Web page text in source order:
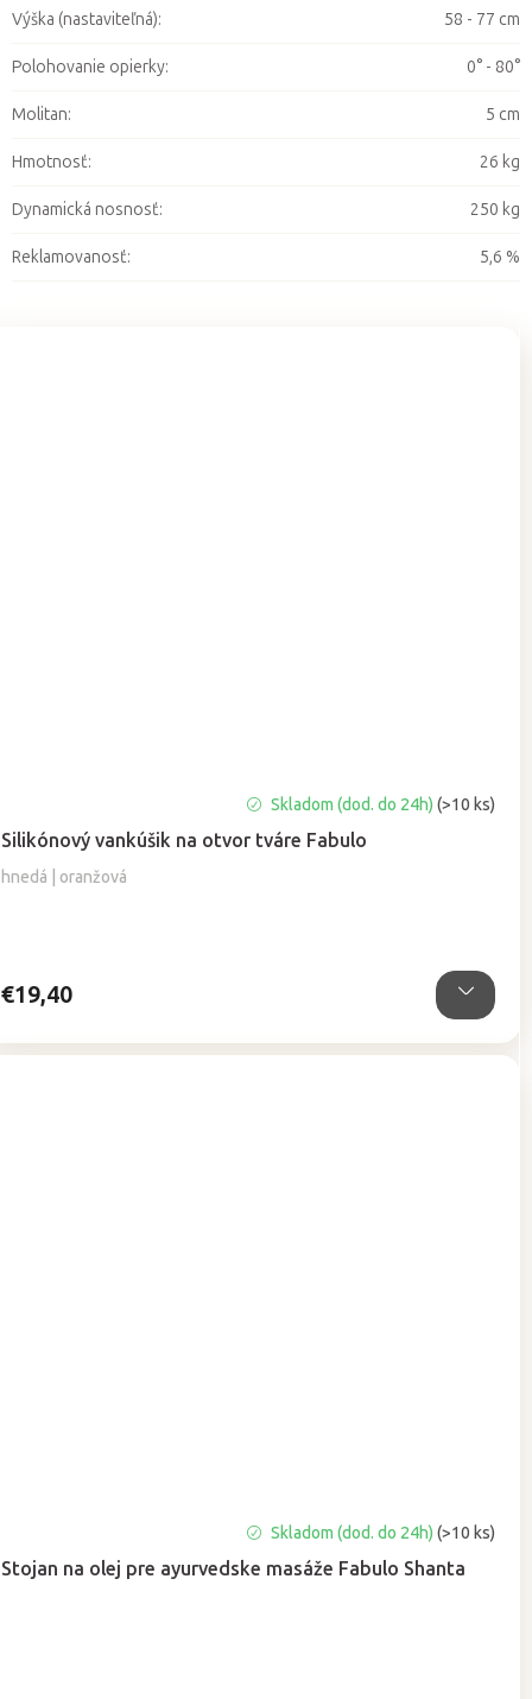
Silikónový vankúšik na otvor tváre Fabulo
hnedá | oranžová
hodnotenie
produktu
je
Skladom (dod. do 24h)(>10 ks)
€19,40
Stojan na olej pre ayurvedske masáže Fabulo Shanta
Skladom (dod. do 24h) (>10 ks)
Výška (nastaviteľná): 58 - 77 cm
Polohovanie opierky: 0° - 80°
Molitan: 5 cm
Hmotnosť: 26 kg
Dynamická nosnosť: 250 kg
Reklamovanosť: 5,6 %